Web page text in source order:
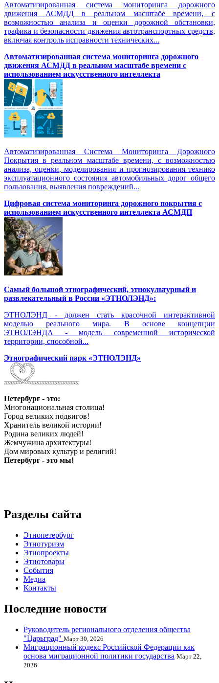
Автоматизированная система мониторинга дорожного
движения АСМДД в реальном масштабе времени, с
возможностью анализа и оценки дорожной обстановки,
трафика и безопасности движения автотранспортных средств,
включая контроль исправности технических...
Автоматизированная cистема мониторинга дорожного
движения АСМДД в реальном масштабе времени с
использованием искусственного интеллекта
Автоматизированная Система Мониторинга Дорожного
Покрытия в реальном масштабе времени, с возможностью
анализа, оценки, моделирования и прогнозирования технико
эксплуатационного состояния автомобильных дорог общего
пользования, выявления повреждений...
Цифровая система мониторинга дорожного покрытия с
использованием искусственного интеллекта АСМДП
Самый большой этнографический, этнокультурный и
развлекательный в России «ЭТНОЛЭНД»:
ЭТНОЛЭНД - должен стать красочной интерактивной
моделью реального мира. В основе концепции
ЭТНОЛЭНДА - модель современной исторической
территории, способной...
Этнографический парк «ЭТНОЛЭНД»
Петербург - это:
Многонациональная столица!
Город великих подвигов!
Хранитель великой истории!
Родина великих людей!
Жемчужина архитектуры!
Дом мировых культур и религий!
Петербург - это мы!
Разделы сайта
Этнопетербург
Этнотуризм
Этнопроекты
Этнотовары
События
Медиа
Контакты
Последние новости
Руководитель регионального отделения общества
"Царьград" Март 30, 2026
Миграционный кодекс Российской Федерации как
основа миграционной политики государства Март 22,
2026